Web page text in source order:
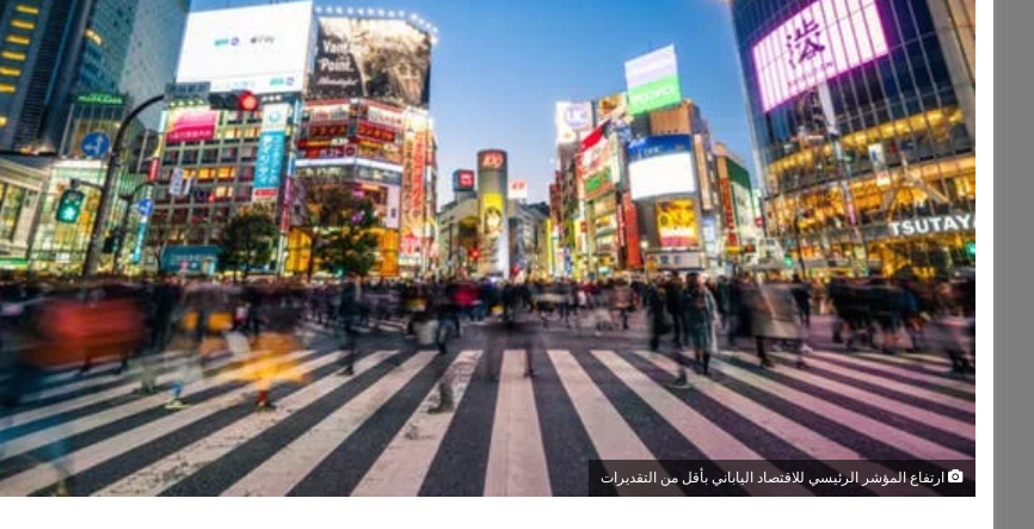
ارتفاع المؤشر الرئيسي للاقتصاد الياباني بأقل من التقديرات